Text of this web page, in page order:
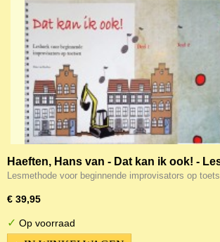
Haeften, Hans van - Dat kan ik ook! -
beginnende improvisators op toetsen -
Lesmethode voor beginnende improvisators op
€ 39,95
✓ Op voorraad